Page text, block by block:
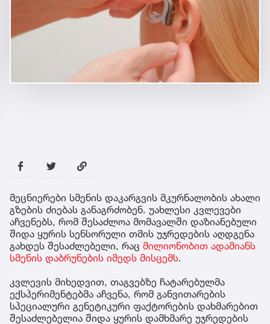
მეცნიერები სმენის დაკარგვის მკურნალობის ახალი
გზების ძიებას განაგრძობენ. უახლესი კვლევები
აჩვენებს, რომ შესაძლოა მომავალში დაზიანებული
შიდა ყურის სენსორული თმის უჯრედების აღდგენა
გახდეს შესაძლებელი, რაც მილიონობით ადამიანს
სმენის დაბრუნების იმედს მისცემს.
კვლევის მიხედვით, თაგვებზე ჩატარებულმა
ექსპერიმენტებმა აჩვენა, რომ განვითარების
სპეციალური გენეტიკური ფაქტორების დახმარებით
შესაძლებელია შიდა ყურის დამხმარე უჯრედების